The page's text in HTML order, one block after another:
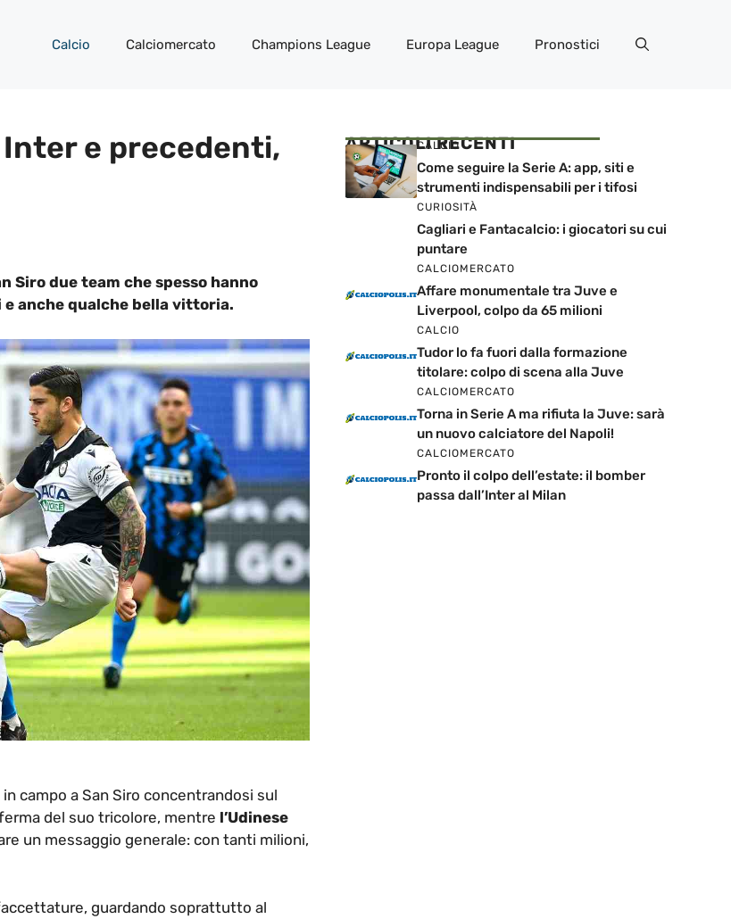
Calcio Calciomercato Champions League Europa League Pronostici
e precedenti,
Siro due team che spesso hanno
anche qualche bella vittoria.
campo a San Siro concentrandosi sul
del suo tricolore, mentre l’Udinese
un messaggio generale: con tanti milioni,
guardando soprattutto al
ARTICOLI RECENTI
CALCIO
Come seguire la Serie A: app, siti e
strumenti indispensabili per i tifosi
CURIOSITÀ
Cagliari e Fantacalcio: i giocatori su cui
puntare
CALCIOMERCATO
Affare monumentale tra Juve e
Liverpool, colpo da 65 milioni
CALCIO
Tudor lo fa fuori dalla formazione
titolare: colpo di scena alla Juve
CALCIOMERCATO
Torna in Serie A ma rifiuta la Juve: sarà
un nuovo calciatore del Napoli!
CALCIOMERCATO
Pronto il colpo dell’estate: il bomber
passa dall’Inter al Milan